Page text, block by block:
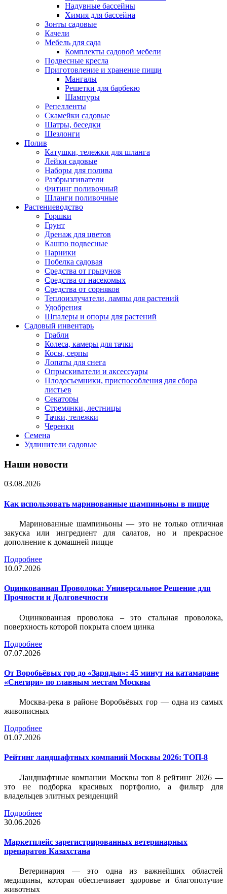
Надувные бассейны
Химия для бассейна
Зонты садовые
Качели
Мебель для сада
Комплекты садовой мебели
Подвесные кресла
Приготовление и хранение пищи
Мангалы
Решетки для барбекю
Шампуры
Репелленты
Скамейки садовые
Шатры, беседки
Шезлонги
Полив
Катушки, тележки для шланга
Лейки садовые
Наборы для полива
Разбрызгиватели
Фитинг поливочный
Шланги поливочные
Растениеводство
Горшки
Грунт
Дренаж для цветов
Кашпо подвесные
Парники
Побелка садовая
Средства от грызунов
Средства от насекомых
Средства от сорняков
Теплоизлучатели, лампы для растений
Удобрения
Шпалеры и опоры для растений
Садовый инвентарь
Грабли
Колеса, камеры для тачки
Косы, серпы
Лопаты для снега
Опрыскиватели и аксессуары
Плодосъемники, приспособления для сбора
листьев
Секаторы
Стремянки, лестницы
Тачки, тележки
Черенки
Семена
Удлинители садовые
Наши новости
03.08.2026
Как использовать маринованные шампиньоны в пицце
Маринованные шампиньоны — это не только отличная
закуска или ингредиент для салатов, но и прекрасное
дополнение к домашней пицце
Подробнее
10.07.2026
Оцинкованная Проволока: Универсальное Решение для
Прочности и Долговечности
Оцинкованная проволока – это стальная проволока,
поверхность которой покрыта слоем цинка
Подробнее
07.07.2026
От Воробьёвых гор до «Зарядья»: 45 минут на катамаране
«Снегири» по главным местам Москвы
Москва-река в районе Воробьёвых гор — одна из самых
живописных
Подробнее
01.07.2026
Рейтинг ландшафтных компаний Москвы 2026: ТОП-8
Ландшафтные компании Москвы топ 8 рейтинг 2026 —
это не подборка красивых портфолио, а фильтр для
владельцев элитных резиденций
Подробнее
30.06.2026
Маркетплейс зарегистрированных ветеринарных
препаратов Казахстана
Ветеринария — это одна из важнейших областей
медицины, которая обеспечивает здоровье и благополучие
животных